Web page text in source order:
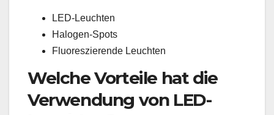
LED-Leuchten
Halogen-Spots
Fluoreszierende Leuchten
Welche Vorteile hat die
Verwendung von LED-